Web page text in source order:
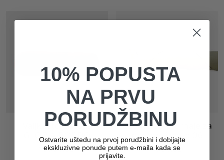
Valjkasto jastuče
GLORIA BORDO
1.390RSD
Zaštita od promaje za
prozore i vrata 06
490RSD
10% POPUSTA
NA PRVU
PORUDŽBINU
Ostvarite uštedu na prvoj porudžbini i dobijajte
ekskluzivne ponude putem e-maila kada se
prijavite.